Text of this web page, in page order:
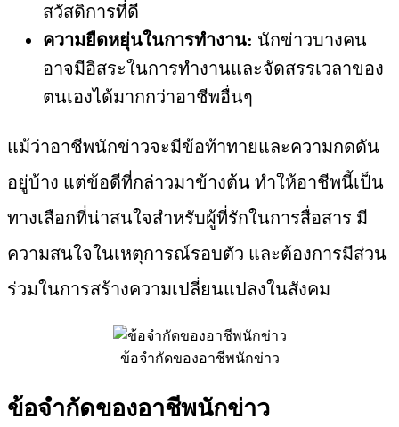
สวัสดิการที่ดี
ความยืดหยุ่นในการทำงาน: นักข่าวบางคน
อาจมีอิสระในการทำงานและจัดสรรเวลาของ
ตนเองได้มากกว่าอาชีพอื่นๆ
แม้ว่าอาชีพนักข่าวจะมีข้อท้าทายและความกดดัน
อยู่บ้าง แต่ข้อดีที่กล่าวมาข้างต้น ทำให้อาชีพนี้เป็น
ทางเลือกที่น่าสนใจสำหรับผู้ที่รักในการสื่อสาร มี
ความสนใจในเหตุการณ์รอบตัว และต้องการมีส่วน
ร่วมในการสร้างความเปลี่ยนแปลงในสังคม
ข้อจำกัดของอาชีพนักข่าว
ข้อจำกัดของอาชีพนักข่าว